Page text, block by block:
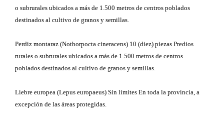
o subrurales ubicados a más de 1.500 metros de centros poblados
destinados al cultivo de granos y semillas.
Perdiz montaraz (Nothorpocta cineracens) 10 (diez) piezas Predios
rurales o subrurales ubicados a más de 1.500 metros de centros
poblados destinados al cultivo de granos y semillas.
Liebre europea (Lepus europaeus) Sin límites En toda la provincia, a
excepción de las áreas protegidas.